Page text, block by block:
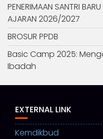
PENERIMAAN SANTRI
AJARAN 2026/2027
BROSUR PPDB
Basic Camp 2025:
Ibadah
EXTERNAL LINK
Kemdikbud